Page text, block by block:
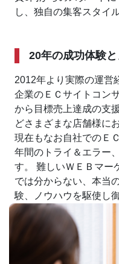
し、独自の集客スタイ
20年の成功体験
2012年より実際の運営
企業のＥＣサイトコン
から目標売上達成の支
どさまざまな店舗様に
現在もなお自社でのＥ
年間のトライ＆エラー
す。
難しいＷＥＢマー
では分からない、本当
験、ノウハウを駆使し